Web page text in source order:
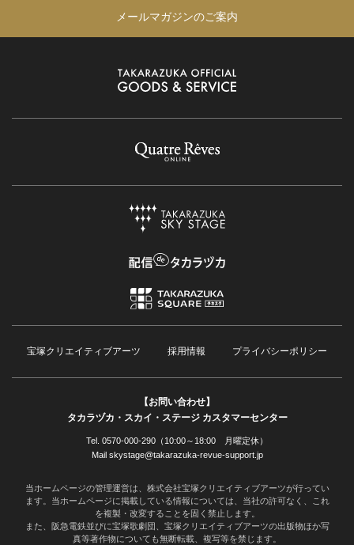
メールマガジンのご案内
宝塚クリエイティブアーツ 採用情報 プライバシーポリシー
【お問い合わせ】
タカラヅカ・スカイ・ステージ カスタマーセンター
Tel. 0570-000-290（10:00～18:00 月曜定休）
Mail skystage@takarazuka-revue-support.jp
当ホームページの管理運営は、株式会社宝塚クリエイティブアーツが行ってい
ます。当ホームページに掲載している情報については、当社の許可なく、これ
を複製・改変することを固く禁止します。
また、阪急電鉄並びに宝塚歌劇団、宝塚クリエイティブアーツの出版物ほか写
真等著作物についても無断転載、複写等を禁じます。